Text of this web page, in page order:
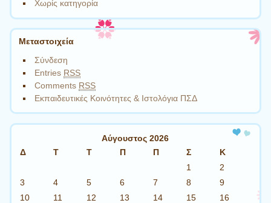
Χωρίς κατηγορία
Μεταστοιχεία
Σύνδεση
Entries RSS
Comments RSS
Εκπαιδευτικές Κοινότητες & Ιστολόγια ΠΣΔ
Αύγουστος 2026
Δ
Τ Τ Π Π Σ
Κ
1
2
3
4 5 6 7 8
9
10
11 12 13 14 15
16